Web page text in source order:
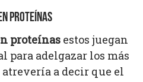
PROTEÍNAS
proteínas estos juegan
para adelgazar los más
a decir que el